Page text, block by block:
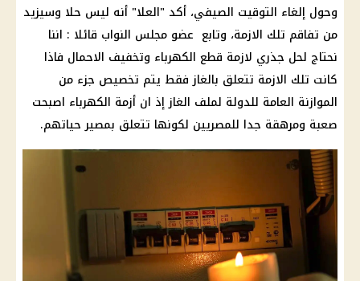
وحول إلغاء التوقيت الصيفي، أكد "العلا" أنه ليس حلا وسيزيد
من تفاقم تلك الازمة، وتابع عضو مجلس النواب قائلا : اننا
نحتاج لحل جذري لازمة قطع الكهرباء وتخفيف الاحمال فاذا
كانت تلك الازمة تتعلق بالغاز فقط يتم تخصيص جزء من
الموازنة العامة للدولة لملف الغازإذ ان أزمة الكهرباء اصبحت
صعبة ومرهقة جدا للمصريين لكونها تتعلق بمصير حياتهم.